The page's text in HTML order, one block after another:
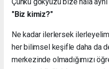
"Biz kimiz?"
Ne kadar ilerlersek
her bilimsel keşifle daha da
merkezinde olmadığımızı